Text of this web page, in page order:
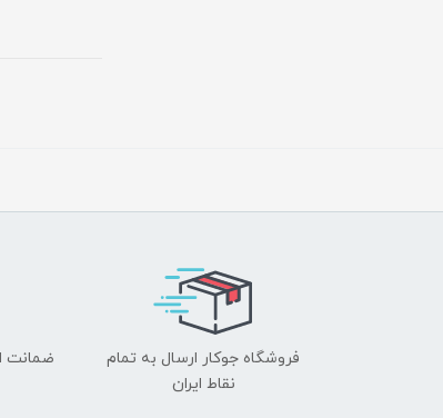
فروشگاه جوکار ارسال به تمام
نقاط ایران
ضمانت